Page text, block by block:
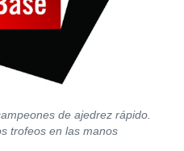
de ajedrez rápido.
trofeos en las manos